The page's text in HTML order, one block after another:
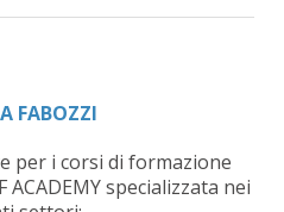
FABOZZI
per i corsi di formazione
ACADEMY specializzata nei